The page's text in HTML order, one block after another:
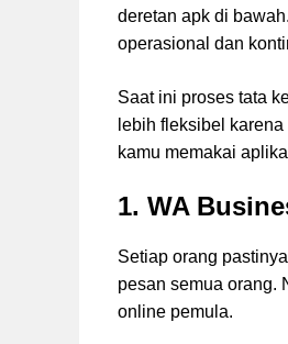
deretan apk di
operasional dan
Saat ini proses tata
lebih fleksibel
kamu memakai
1. WA
Setiap orang
pesan semua orang.
online pemula.